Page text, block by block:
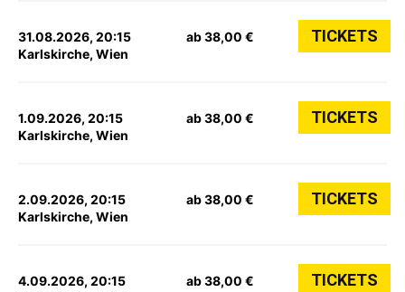
31.08.2026, 20:15
Karlskirche, Wien
ab 38,00 € TICKETS
1.09.2026, 20:15
Karlskirche, Wien
ab 38,00 € TICKETS
2.09.2026, 20:15
Karlskirche, Wien
ab 38,00 € TICKETS
4.09.2026, 20:15
ab 38,00 € TICKETS